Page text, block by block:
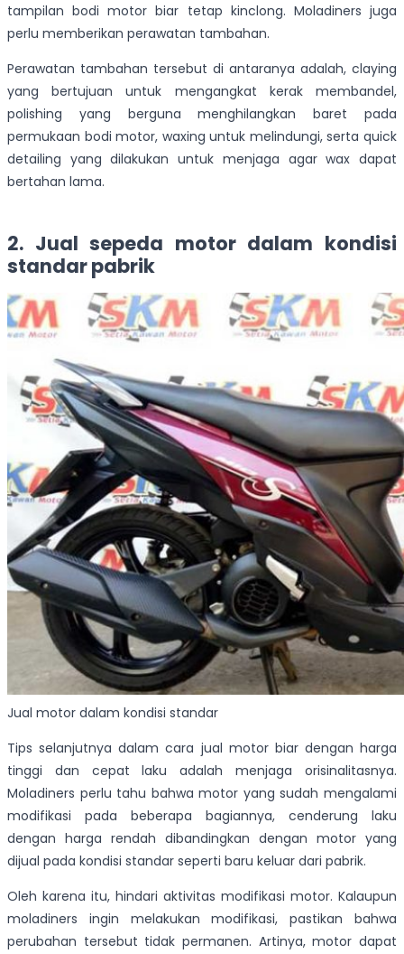
tampilan bodi motor biar tetap kinclong. Moladiners juga
perlu memberikan perawatan tambahan.
Perawatan tambahan tersebut di antaranya adalah, claying
yang bertujuan untuk mengangkat kerak membandel,
polishing yang berguna menghilangkan baret pada
permukaan bodi motor, waxing untuk melindungi, serta quick
detailing yang dilakukan untuk menjaga agar wax dapat
bertahan lama.
2. Jual sepeda motor dalam kondisi
standar pabrik
Jual motor dalam kondisi standar
Tips selanjutnya dalam cara jual motor biar dengan harga
tinggi dan cepat laku adalah menjaga orisinalitasnya.
Moladiners perlu tahu bahwa motor yang sudah mengalami
modifikasi pada beberapa bagiannya, cenderung laku
dengan harga rendah dibandingkan dengan motor yang
dijual pada kondisi standar seperti baru keluar dari pabrik.
Oleh karena itu, hindari aktivitas modifikasi motor. Kalaupun
moladiners ingin melakukan modifikasi, pastikan bahwa
perubahan tersebut tidak permanen. Artinya, motor dapat